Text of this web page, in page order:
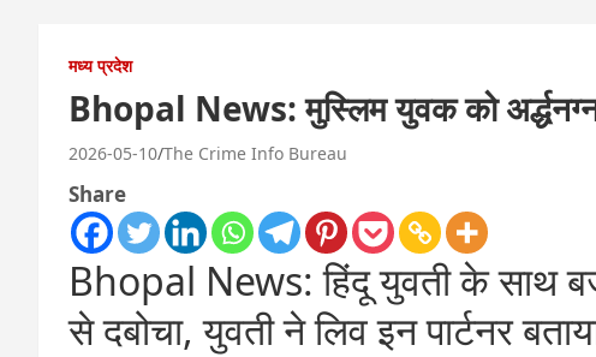
मध्य प्रदेश
Bhopal News: मुस्लिम युवक को
2026-05-10 The Crime Info Bureau
Share
Bhopal News: हिंदू युवती के साथ
से दबोचा, युवती ने लिव इन पार्टनर